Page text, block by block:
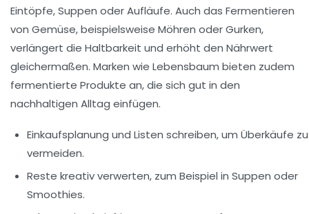
Eintöpfe, Suppen oder Aufläufe. Auch das Fermentieren
von Gemüse, beispielsweise Möhren oder Gurken,
verlängert die Haltbarkeit und erhöht den Nährwert
gleichermaßen. Marken wie Lebensbaum bieten zudem
fermentierte Produkte an, die sich gut in den
nachhaltigen Alltag einfügen.
Einkaufsplanung und Listen schreiben, um Überkäufe zu
vermeiden.
Reste kreativ verwerten, zum Beispiel in Suppen oder
Smoothies.